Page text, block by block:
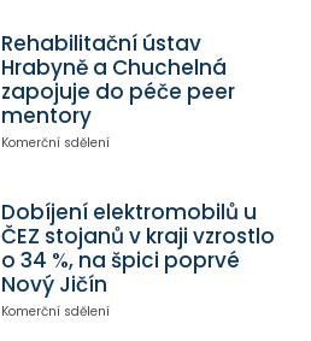
Rehabilitační ústav
Hrabyně a Chuchelná
zapojuje do péče peer
mentory
Komerční sdělení
Dobíjení elektromobilů u
ČEZ stojanů v kraji vzrostlo
o 34 %, na špici poprvé
Nový Jičín
Komerční sdělení